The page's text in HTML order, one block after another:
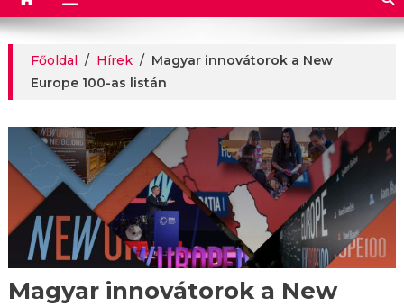
Főoldal / Hírek / Magyar innovátorok a New
Europe 100-as listán
Magyar innovátorok a New